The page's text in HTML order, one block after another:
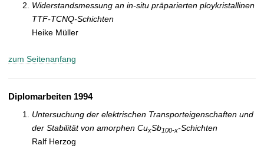
Widerstandsmessung an in-situ präparierten ploykristallinen
TTF-TCNQ-Schichten
Heike Müller
zum Seitenanfang
Diplomarbeiten 1994
Untersuchung der elektrischen Transporteigenschaften und
der Stabilität von amorphen CuxSb100-x-Schichten
Ralf Herzog